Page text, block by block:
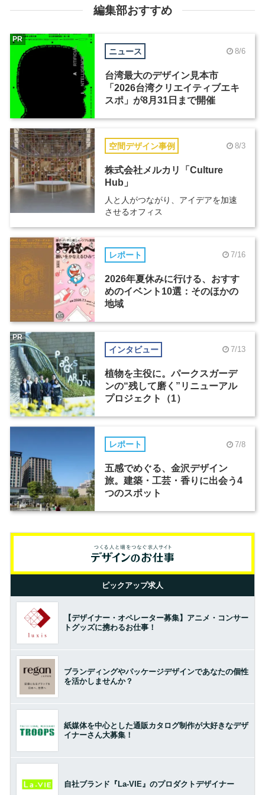
編集部おすすめ
ニュース 8/6
台湾最大のデザイン見本市
「2026台湾クリエイティブエキ
スポ」が8月31日まで開催
PR
空間デザイン事例 8/3
株式会社メルカリ「Culture
Hub」
人と人がつながり、アイデアを加速
させるオフィス
レポート 7/16
2026年夏休みに行ける、おすす
めのイベント10選：そのほかの
地域
インタビュー 7/13
植物を主役に。パークスガーデ
ンの“残して磨く”リニューアル
プロジェクト（1）
PR
レポート 7/8
五感でめぐる、金沢デザイン
旅。建築・工芸・香りに出会う4
つのスポット
ピックアップ求人
【デザイナー・オペレーター募集】アニメ・コンサー
トグッズに携わるお仕事！
ブランディングやパッケージデザインであなたの個性
を活かしませんか？
紙媒体を中心とした通販カタログ制作が大好きなデザ
イナーさん大募集！
自社ブランド『La-VIE』のプロダクトデザイナー